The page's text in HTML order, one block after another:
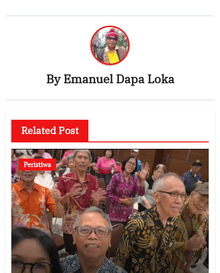
ByEmanuel Dapa Loka
Related Post
Peristiwa